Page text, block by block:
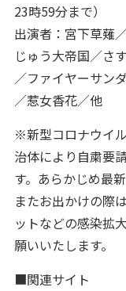
23時59分まで）
出演者：宮下草薙
じゅう大帝国／さ
／ファイヤーサン
／惹女香花／他
※新型コロナウイ
治体により自粛要
す。あらかじめ最
またお出かけの際
ットなどの感染拡
願いいたします。
■関連サイト